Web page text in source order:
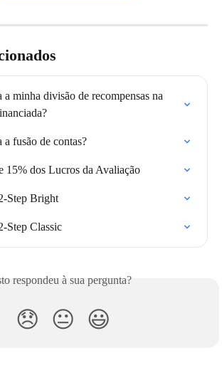
minha divisão de recompensas na
fusão de contas?
15% dos Lucros da Avaliação
Step Bright
Step Classic
respondeu à sua pergunta?
😞 😐 😃